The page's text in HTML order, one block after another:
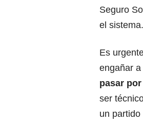
Seguro
el sistema.
Es
engañar
pasar
ser
un